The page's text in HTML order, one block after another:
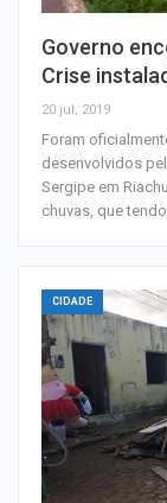
Governo
Crise
20 jul, 2019
Foram
desenvolvidos
Sergipe em
chuvas, que
CIDADE